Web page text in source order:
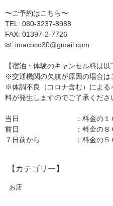
〜ご予約はこちら〜
TEL: 080-3237-8988
FAX: 01397-2-7726
✉: imacoco30@gmail.com
【宿泊・体験のキャンセル料は
※交通機関の欠航が原因の場合は
※体調不良（コロナ含む）によ
料が発生しますのでご了承くださ
当日 ：料金の１０
前日 ：料金の８０
７日前から ：料金の５
【カテゴリー】
お店